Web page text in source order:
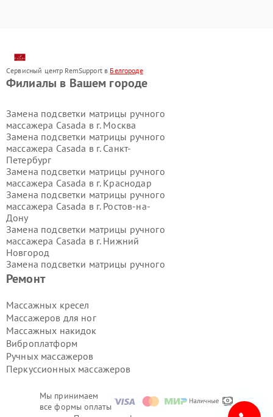
Сервисный центр RemSupport в Белгороде
Мы принимаем
все формы оплаты
Ремонт
Массажных кресел
Массажеров для ног
Массажных накидок
Виброплатформ
Ручных массажеров
Перкуссионных массажеров
Филиалы в Вашем городе
Замена подсветки матрицы ручного
массажера Casada в г. Москва
Замена подсветки матрицы ручного
массажера Casada в г. Санкт-
Петербург
Замена подсветки матрицы ручного
массажера Casada в г. Краснодар
Замена подсветки матрицы ручного
массажера Casada в г. Ростов-на-
Дону
Замена подсветки матрицы ручного
массажера Casada в г. Нижний
Новгород
Замена подсветки матрицы ручного
массажера Casada в г.
Замена подсветки матрицы ручного
Замена подсветки матрицы ручного
массажера Casada в г.
Замена подсветки матрицы ручного
массажера Casada в г.
Замена подсветки матрицы ручного
массажера Casada в г.Волгоград
массажера Casada в г.
Замена подсветки матрицы ручного
массажера Casada в г.
Пермь